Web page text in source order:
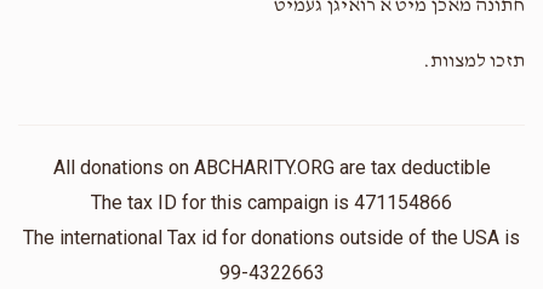
חתונה מאכן מיט א רואיגן געמיט
תזכו למצוות.
All donations on ABCHARITY.ORG are tax deductible
The tax ID for this campaign is 471154866
The international Tax id for donations outside of the USA is
99-4322663